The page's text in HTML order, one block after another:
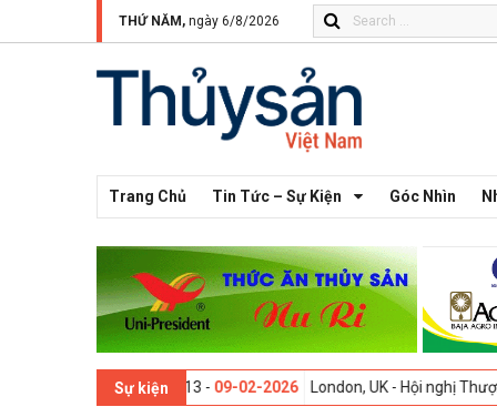
THỨ NĂM, ngày 6/8/2026
Trang Chủ Tin Tức – Sự Kiện Góc Nhìn
Sự kiện
Thế giới lần thứ 13 -09-02-2026 London, UK - Hội nghị Thượng đỉnh